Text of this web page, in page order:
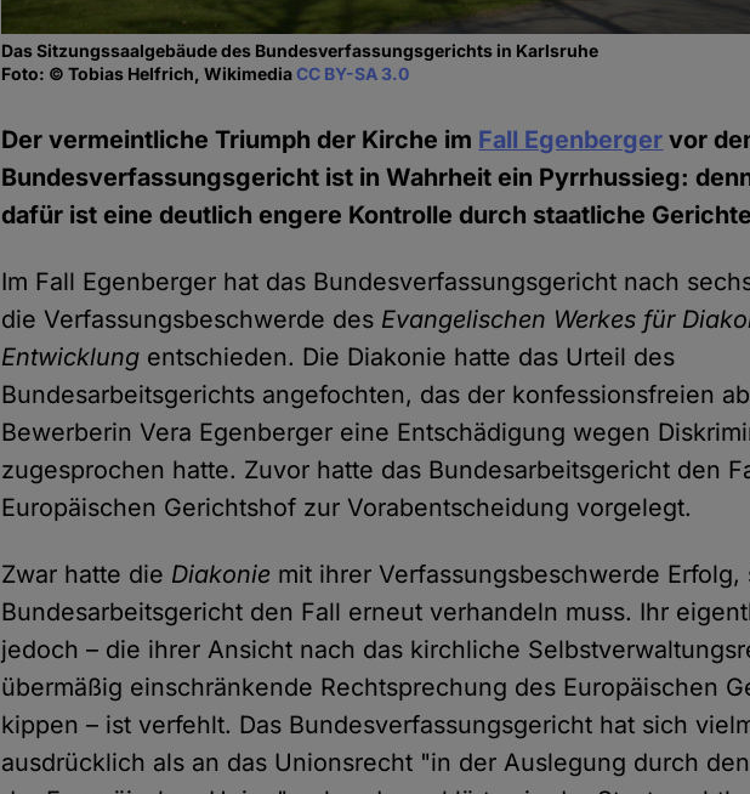
Das Sitzungssaalgebäude des Bundesverfassungsgerichts in Karlsruhe
Foto: © Tobias Helfrich, WikimediaCC BY-SA 3.0
Der vermeintliche Triumph der Kirche im Fall Egenberger vor
Bundesverfassungsgericht ist in Wahrheit ein Pyrrhussieg:
dafür ist eine deutlich engere Kontrolle durch staatliche
Im Fall Egenberger hat das Bundesverfassungsgericht nach
die Verfassungsbeschwerde des Evangelischen Werkes für
Entwicklung entschieden. Die Diakonie hatte das Urteil des
Bundesarbeitsgerichts angefochten, das der konfessionsfreien
Bewerberin Vera Egenberger eine Entschädigung wegen
zugesprochen hatte. Zuvor hatte das Bundesarbeitsgericht den
Europäischen Gerichtshof zur Vorabentscheidung vorgelegt.
Zwar hatte die Diakonie mit ihrer Verfassungsbeschwerde Erfolg,
Bundesarbeitsgericht den Fall erneut verhandeln muss. Ihr
jedoch – die ihrer Ansicht nach das kirchliche
übermäßig einschränkende Rechtsprechung des Europäischen
kippen – ist verfehlt. Das Bundesverfassungsgericht hat sich
ausdrücklich als an das Unionsrecht "in der Auslegung durch